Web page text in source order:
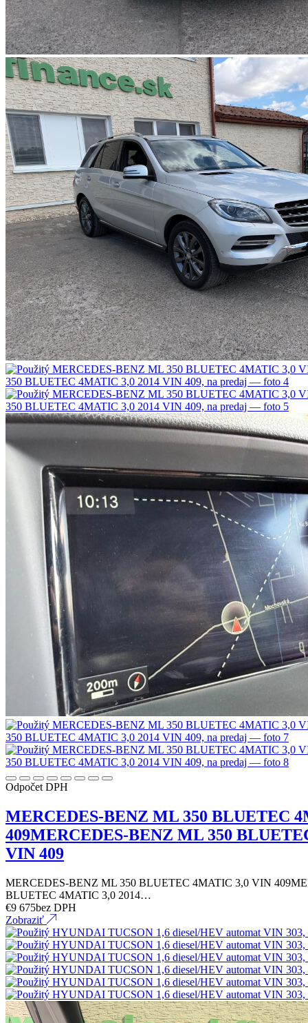
Odpočet DPH
MERCEDES-BENZ ML 350 BLUETEC
409MERCEDES-BENZ ML 350
VIN 409
MERCEDES-BENZ ML 350 BLUETEC 4MATIC 3,0 VIN
BLUETEC 4MATIC 3,0 2014…
€9 675bez DPH
Zobraziť